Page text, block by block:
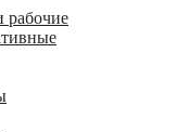
рабочие